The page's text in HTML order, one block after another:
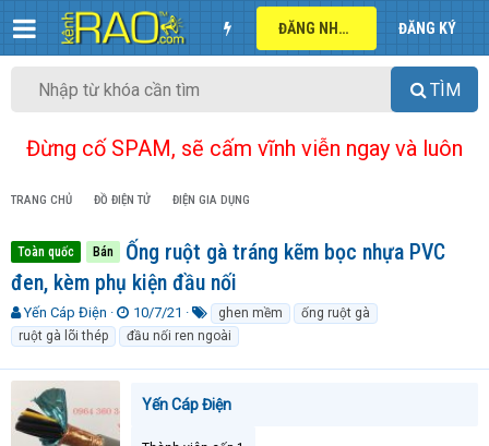
ĐĂNG NHẬP ĐĂNG KÝ
TÌM
Đừng cố SPAM, sẽ cấm vĩnh viễn ngay và luôn
TRANG CHỦ ĐỒ ĐIỆN TỬ ĐIỆN GIA DỤNG
Toàn quốc Bán
Ống ruột gà tráng kẽm bọc nhựa PVC
đen, kèm phụ kiện đầu nối
T
h
r
e
d
s
Yến Cáp Điện
N
g
à
y
10/7/21
ừ
k
h
a
ghen mềm
ống ruột gà
ruột gà lõi thép
đầu nối ren ngoài
Yến Cáp Điện